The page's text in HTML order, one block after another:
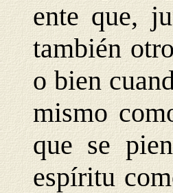
ente que,
también
o bien
mismo
que se
espíritu